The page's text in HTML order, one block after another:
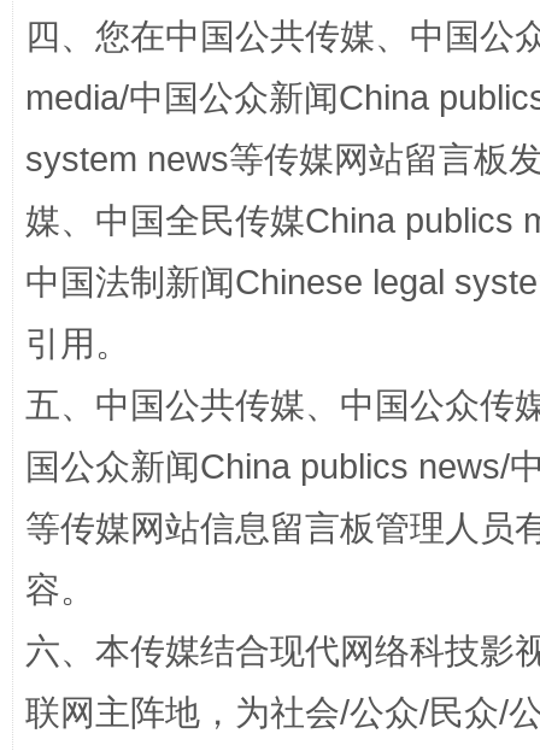
四、您在中国公共传媒、中国公
media/中国公众新闻China
system news等传媒网站留言板
媒、中国全民传媒China publics
中国法制新闻Chinese legal
引用。
五、中国公共传媒、中国公众传
国公众新闻China publics news/
等传媒网站信息留言板管理人员
容。
六、本传媒结合现代网络科技影
联网主阵地，为社会/公众/民众/